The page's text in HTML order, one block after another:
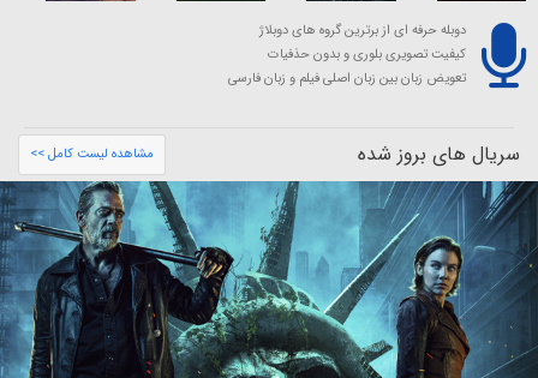
دوبله حرفه ای از برترین گروه های دوبلاژ
کیفیت تصویری بلوری و بدون حذفیات
تعویض زبان بین زبان اصلی فیلم و زبان فارسی
سریال های بروز شده مشاهده لیست کامل >>